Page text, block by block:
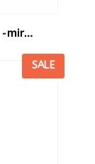
lucido
SALE